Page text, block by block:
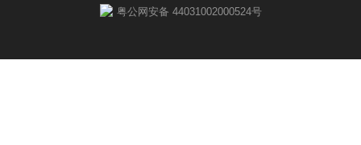
粤公网安备 44031002000524号